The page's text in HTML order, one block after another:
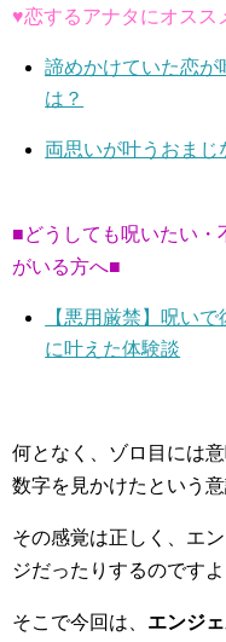
♥恋するアナタにオスス
諦めかけていた恋が
は？
両思いが叶うおま
■どうしても呪いたい・
がいる方へ■
【悪用厳禁】呪い
に叶えた体験談
何となく、ゾロ目には
数字を見かけたという意
その感覚は正しく、エ
ジだったりするのですよ
そこで今回は、 エンジ